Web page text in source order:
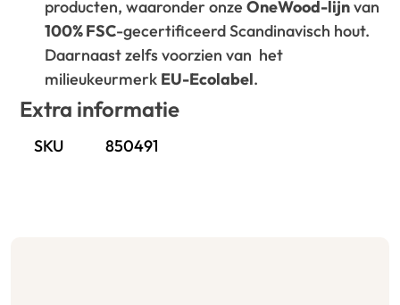
producten, waaronder onzeOneWood-lijnvan
100% FSC-gecertificeerd Scandinavisch hout.
Daarnaast zelfs voorzien van het
milieukeurmerk EU-Ecolabel.
Extra informatie
SKU 850491